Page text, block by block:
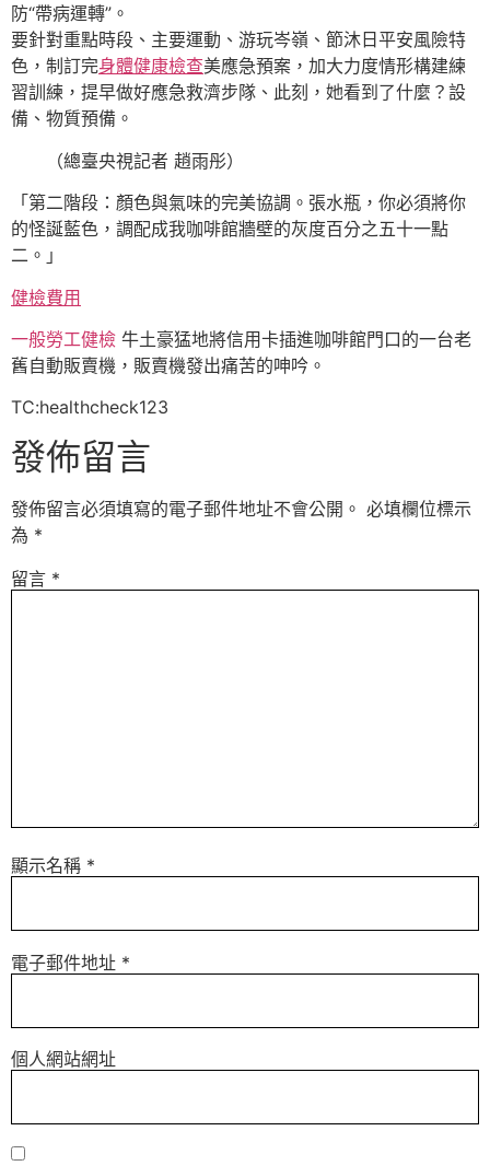
防“帶病運轉”。
要針對重點時段、主要運動、游玩岑嶺、節沐日平安風險特
色，制訂完身體健康檢查美應急預案，加大力度情形構建練
習訓練，提早做好應急救濟步隊、此刻，她看到了什麼？設
備、物質預備。
（總臺央視記者 趙雨彤）
「第二階段：顏色與氣味的完美協調。張水瓶，你必須將你
的怪誕藍色，調配成我咖啡館牆壁的灰度百分之五十一點
二。」
健檢費用
一般勞工健檢 牛土豪猛地將信用卡插進咖啡館門口的一台老
舊自動販賣機，販賣機發出痛苦的呻吟。
TC:healthcheck123
發佈留言
發佈留言必須填寫的電子郵件地址不會公開。 必填欄位標示
為 *
留言 *
顯示名稱 *
電子郵件地址 *
個人網站網址